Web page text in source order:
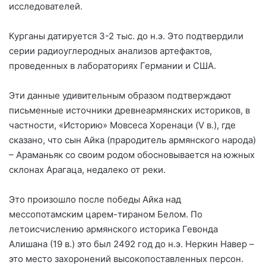
исследователей.
Курганы датируется 3-2 тыс. до н.э. Это подтвердили
серии радиоуглеродных анализов артефактов,
проведенных в лабораториях Германии и США.
Эти данные удивительным образом подтверждают
письменные источники древнеармянских историков, в
частности, «Историю» Мовсеса Хоренаци (V в.), где
сказано, что сын Айка (прародитель армянского народа)
– Араманьяк со своим родом обосновывается на южных
склонах Арагаца, недалеко от реки.
Это произошло после победы Айка над
мессопотамским царем-тираном Белом. По
летоисчислению армянского историка Гевонда
Алишана (19 в.) это был 2492 год до н.э. Неркин Навер –
это место захоронений высокопоставленных персон.